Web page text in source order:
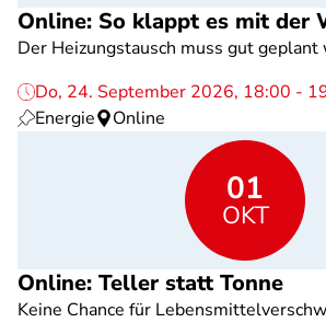
Online: So klappt es mit der
Der Heizungstausch muss gut geplant
Do, 24. September 2026, 18:00 -
Energie
Online
01
OKT
Online: Teller statt Tonne
Keine Chance für